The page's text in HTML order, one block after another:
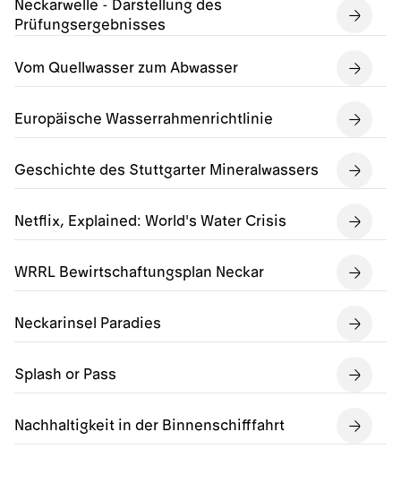
Neckarwelle - Darstellung des
Prüfungsergebnisses
Vom Quellwasser zum Abwasser
Europäische Wasserrahmenrichtlinie
Geschichte des Stuttgarter Mineralwassers
Netflix, Explained: World's Water Crisis
WRRL Bewirtschaftungsplan Neckar
Neckarinsel Paradies
Splash or Pass
Nachhaltigkeit in der Binnenschifffahrt